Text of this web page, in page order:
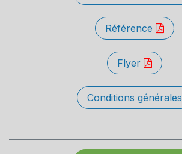
Référence
Flyer
Conditions générales